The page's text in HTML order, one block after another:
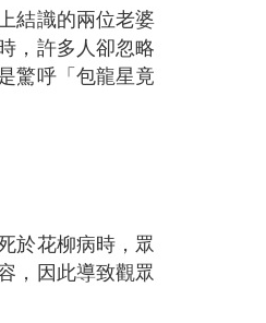
結識的兩位老婆
，許多人卻忽略
驚呼「包龍星竟
於花柳病時，眾
，因此導致觀眾